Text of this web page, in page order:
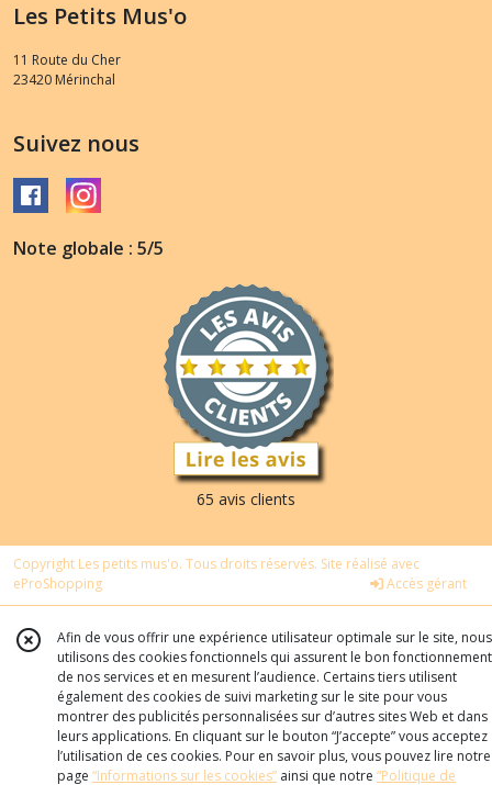
Les Petits Mus'o
11 Route du Cher
23420 Mérinchal
Suivez nous
Note globale : 5/5
65 avis clients
Copyright Les petits mus'o. Tous droits réservés. Site réalisé avec
eProShopping
Accès gérant
Afin de vous offrir une expérience utilisateur optimale sur le site, nous
utilisons des cookies fonctionnels qui assurent le bon fonctionnement
de nos services et en mesurent l’audience. Certains tiers utilisent
également des cookies de suivi marketing sur le site pour vous
montrer des publicités personnalisées sur d’autres sites Web et dans
leurs applications. En cliquant sur le bouton “J’accepte” vous acceptez
l’utilisation de ces cookies. Pour en savoir plus, vous pouvez lire notre
page “Informations sur les cookies” ainsi que notre “Politique de